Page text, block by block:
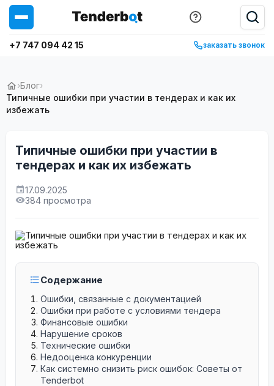
+7 747 094 42 15 заказать звонок
›Блог›
Типичные ошибки при участии в тендерах и как их
избежать
Типичные ошибки при участии в
тендерах и как их избежать
17.09.2025
384 просмотра
Содержание
Ошибки, связанные с документацией
Ошибки при работе с условиями тендера
Финансовые ошибки
Нарушение сроков
Технические ошибки
Недооценка конкуренции
Как системно снизить риск ошибок: Советы от
Tenderbot